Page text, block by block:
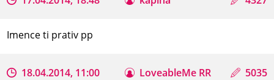
Imence ti prativ pp
18.04.2014, 11:00 LoveableMe RR 5035